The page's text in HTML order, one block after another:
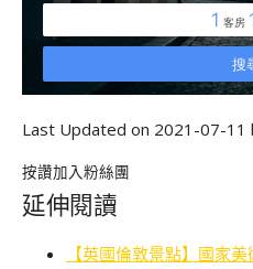
Last Updated on 2021-07-11
按讚加入粉絲團
延伸閱讀
【英國倫敦景點】國家